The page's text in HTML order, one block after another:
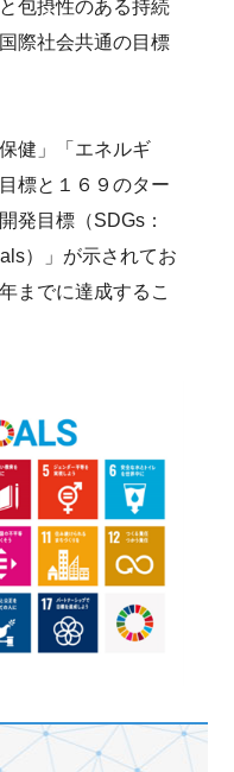
包摂性のある持続
際社会共通の目標
健」「エネルギ
標と１６９のター
発目標（SDGs：
）」が示されてお
までに達成するこ